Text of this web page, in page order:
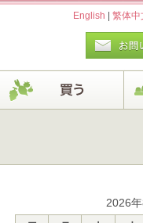
English 繁体中
2026年